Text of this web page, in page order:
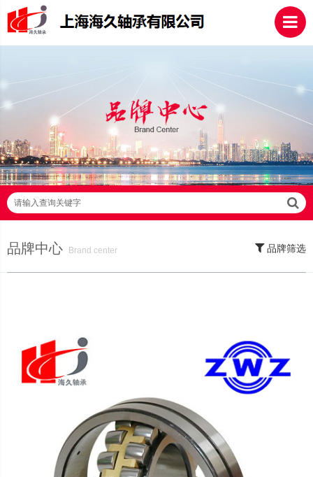
请输入查询关键字
品牌中心
Brand center
品牌筛选